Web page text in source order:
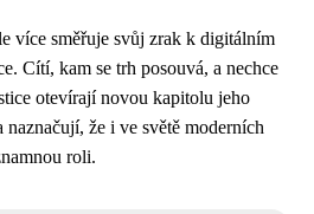
více směřuje svůj zrak k digitálním
Cítí, kam se trh posouvá, a nechce
otevírají novou kapitolu jeho
že i ve světě moderních
roli.